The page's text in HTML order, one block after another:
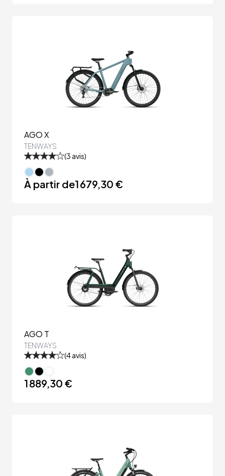
AGO X
TENWAYS
(3 avis)
À partir de1 679,30 €
AGO T
TENWAYS
(4avis)
1 889,30 €